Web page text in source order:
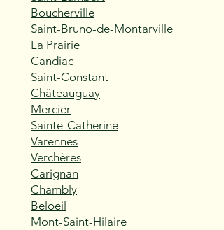
Boucherville
Saint-Bruno-de-Montarville
La Prairie
Candiac
Saint-Constant
Châteauguay
Mercier
Sainte-Catherine
Varennes
Verchères
Carignan
Chambly
Beloeil
Mont-Saint-Hilaire